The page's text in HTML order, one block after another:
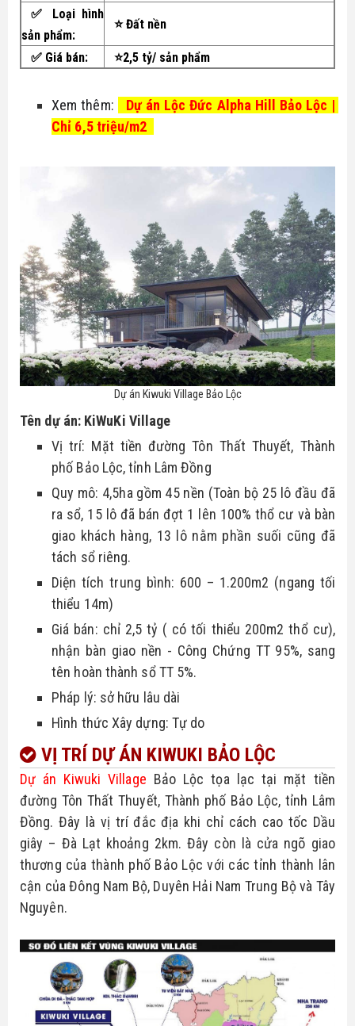
✅ Loại hình
sản phẩm:
⭐ Đất nền
✅ Giá bán: ⭐2,5 tỷ/ sản phẩm
Xem thêm:
Dự án Lộc Đức Alpha Hill Bảo Lộc |
Chỉ 6,5 triệu/m2
Dự án Kiwuki Village Bảo Lộc
Tên dự án: KiWuKi Village
Vị trí: Mặt tiền đường Tôn Thất Thuyết, Thành
phố Bảo Lộc, tỉnh Lâm Đồng
Quy mô: 4,5ha gồm 45 nền (Toàn bộ 25 lô đầu đã
ra sổ, 15 lô đã bán đợt 1 lên 100% thổ cư và bàn
giao khách hàng, 13 lô nằm phần suối cũng đã
tách sổ riêng.
Diện tích trung bình: 600 – 1.200m2 (ngang tối
thiểu 14m)
Giá bán: chỉ 2,5 tỷ ( có tối thiểu 200m2 thổ cư),
nhận bàn giao nền - Công Chứng TT 95%, sang
tên hoàn thành sổ TT 5%.
Pháp lý: sở hữu lâu dài
Hình thức Xây dựng: Tự do
VỊ TRÍ DỰ ÁN KIWUKI BẢO LỘC
Dự án Kiwuki Village Bảo Lộc tọa lạc tại mặt tiền
đường Tôn Thất Thuyết, Thành phố Bảo Lộc, tỉnh Lâm
Đồng. Đây là vị trí đắc địa khi chỉ cách cao tốc Dầu
giây – Đà Lạt khoảng 2km. Đây còn là cửa ngõ giao
thương của thành phố Bảo Lộc với các tỉnh thành lân
cận của Đông Nam Bộ, Duyên Hải Nam Trung Bộ và Tây
Nguyên.